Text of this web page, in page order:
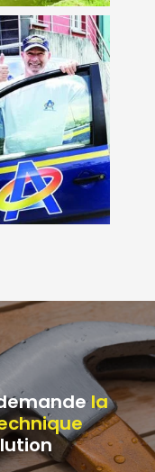
la